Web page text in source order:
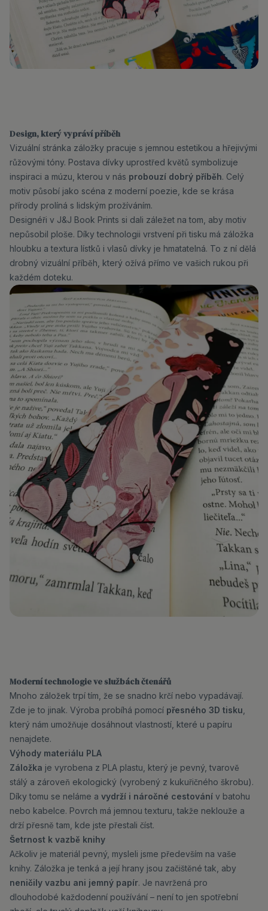
Design, který vypráví příběh
Vizuální stránka záložky pracuje s jemnou estetikou a hřejivými
růžovými tóny. Postava dívky uprostřed květů symbolizuje
inspiraci a múzu, kterou v nás probouzí dobrý příběh. Celý
motiv působí jako scéna z moderní poezie, kde se krása
přírody prolíná s lidským prožíváním.
Designéři v J&J Book Prints si dali záležet na tom, aby motiv
nepůsobil ploše. Díky technologii vrstvení při tisku má záložka
hloubku a textura lístků i vlasů dívky je hmatatelná. To z ní dělá
drobný vizuální příběh, který ožívá přímo ve vašich rukou při
každém doteku.
Moderní technologie ve službách čtenářů
Mnoho záložek trpí tím, že se snadno krčí nebo vypadávají.
Zde je to jinak. Výroba probíhá pomocí přesného 3D tisku
který nám umožňuje dosáhnout vlastností, které u papíru
nenajdete.
Výhody materiálu PLA
Záložka je vyrobena z PLA plastu, který je pevný, tvarově
stálý a zároveň ekologický (vyrobený z kukuřičného škrobu).
Díky tomu se neláme a vydrží i náročné cestování v batohu
nebo kabelce. Povrch má jemnou texturu, takže neklouže a
drží přesně tam, kde jste přestali číst.
Šetrnost k vazbě knihy
Ačkoliv je materiál pevný, mysleli jsme především na vaše
knihy. Záložka je tenká a její hrany jsou začištěné tak, aby
neničily vazbu ani jemný papír. Je navržená pro
dlouhodobé každodenní používání – není to jen spotřební